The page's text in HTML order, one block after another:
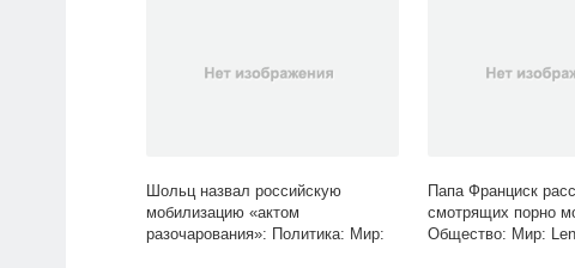
Шольц назвал российскую
мобилизацию «актом
разочарования»: Политика: Мир:
Папа Франциск
смотрящих порно
Общество: Мир: